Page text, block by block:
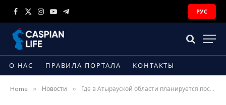
Facebook
X
Instagram
YouTubeTelegram
РУС
О НАС ПРАВИЛА ПОРТАЛА КОНТАКТЫ
Home » Новости » Где в Атырауской области планируется построить водохранилище на 220 млн. кубометров